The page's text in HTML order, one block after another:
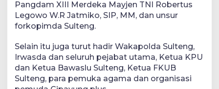
Pangdam XIII Merdeka Mayjen TNI Robertus
Legowo W.R Jatmiko, SIP, MM, dan unsur
forkopimda Sulteng.
Selain itu juga turut hadir Wakapolda Sulteng,
Irwasda dan seluruh pejabat utama, Ketua KPU
dan Ketua Bawaslu Sulteng, Ketua FKUB
Sulteng, para pemuka agama dan organisasi